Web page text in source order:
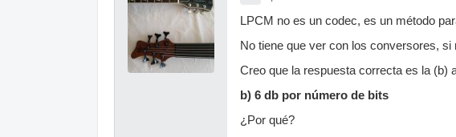
LPCM no es un codec, es un método
No tiene que ver con los conversores,
Creo que la respuesta correcta es la (b)
b) 6 db por número de bits
¿Por qué?